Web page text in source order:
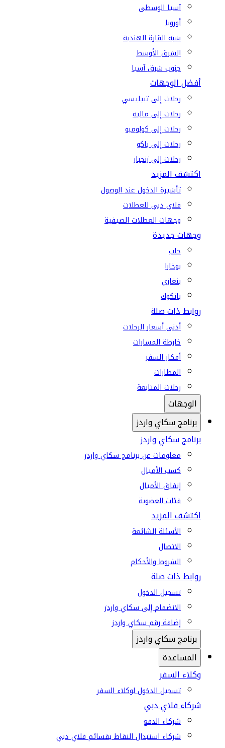
آسيا الوسطى
أوروبا
شبه القارة الهندية
الشرق الأوسط
جنوب شرق آسيا
أفضل الوجهات
رحلات إلى تبيليسي
رحلات إلى ماليه
رحلات إلى كولومبو
رحلات إلى باكو
رحلات إلى زنجبار
اكتشف المزيد
تأشيرة الدخول عند الوصول
فلاي دبي للعطلات
وجهات العطلات الصيفية
وجهات جديدة
حلب
بوخارا
بنغازي
بانكوك
روابط ذات صلة
أدنى أسعار الرحلات
خارطة المسارات
أفكار السفر
المطارات
رحلات المتابعة
الوجهات
برنامج سكاي واردز
برنامج سكاي واردز
معلومات عن برنامج سكاي واردز
كسب الأميال
إنفاق الأميال
فئات العضوية
اكتشف المزيد
الأسئلة الشائعة
الاتصال
الشروط والأحكام
روابط ذات صلة
تسجيل الدخول
الانضمام إلى سكاي واردز
إضافة رقم سكاي واردز
برنامج سكاي واردز
المساعدة
وكلاء السفر
تسجيل الدخول لوكلاء السفر
شركاء فلاي دبي
شركاء الدفع
شركاء استبدال النقاط بقسائم فلاي دبي